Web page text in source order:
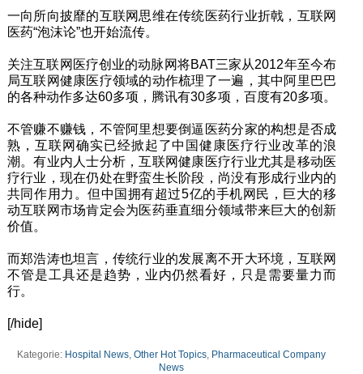
一向所向披靡的互联网思维在传统医药行业折戟，互联网
医药“泡沫论”也开始流传。
关注互联网医疗创业的动脉网将BAT三家从2012年至今布
局互联网健康医疗领域的动作梳理了一遍，其中阿里巴巴
的各种动作多达60多项，腾讯有30多项，百度有20多项。
不管赚不赚钱，不管阿里想要倒逼医药分家的构想是否成
熟，互联网确实已经掀起了中国健康医疗行业改革的浪
潮。有业内人士分析，互联网健康医疗行业尤其是移动医
疗行业，现在仍处在野蛮生长阶段，尚没有形成行业内的
共同作用力。但中国拥有超过5亿的手机网民，巨大的移
动互联网市场肯定会为医药垂直细分领域带来巨大的创新
价值。
而郑浩涛也坦言，传统行业的发展离不开大环境，互联网
不管是工具还是趋势，业内仍然看好，只是需要量力而
行。
[/hide]
Kategorie: Hospital News,Other Hot Topics, Pharmaceutical Company
News